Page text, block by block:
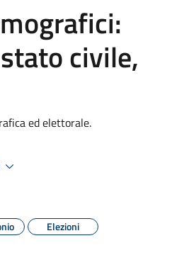
civile,
ed elettorale.
Elezioni